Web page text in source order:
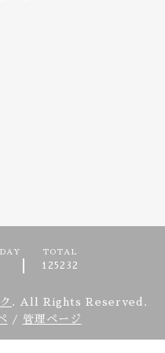
TOTAL
125232
. All Rights Reserved.
/ 管理ページ